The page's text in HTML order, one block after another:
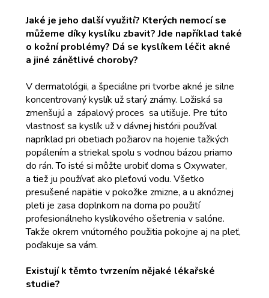
Jaké je jeho další využití? Kterých nemocí se
můžeme díky kyslíku zbavit? Jde například také
o kožní problémy? Dá se kyslíkem léčit akné
a jiné zánětlivé choroby?
V dermatológii, a špeciálne pri tvorbe akné je silne
koncentrovaný kyslík už starý známy. Ložiská sa
zmenšujú a zápalový proces sa utišuje. Pre túto
vlastnosť sa kyslík už v dávnej histórii používal
napríklad pri obetiach požiarov na hojenie tažkých
popálením a striekal spolu s vodnou bázou priamo
do rán. To isté si môžte urobiť doma s Oxywater,
a tiež ju používať ako pleťovú vodu. Všetko
presušené napätie v pokožke zmizne, a u aknóznej
pleti je zasa doplnkom na doma po použití
profesionálneho kyslíkového ošetrenia v salóne.
Takže okrem vnútorného použitia pokojne aj na pleť,
poďakuje sa vám.
Existují k těmto tvrzením nějaké lékařské
studie?